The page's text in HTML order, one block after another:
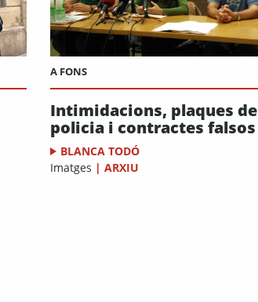
A FONS
Intimidacions, plaques de
policia i contractes falsos
BLANCA TODÓ
Imatges | ARXIU